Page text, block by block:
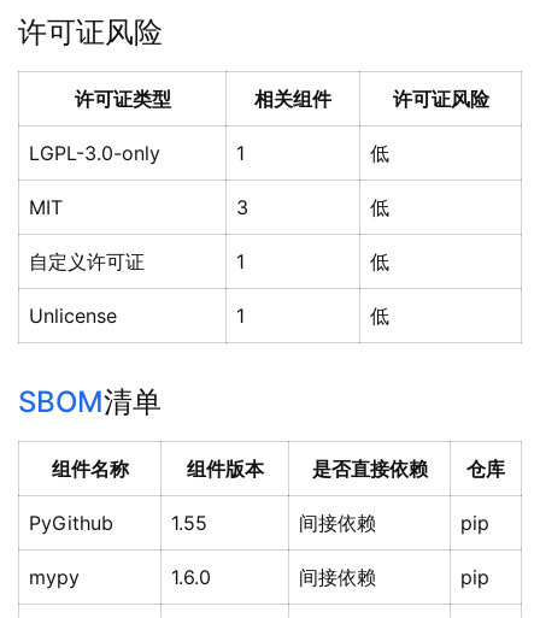
许可证风险
许可证类型 相关组件 许可证风险
LGPL-3.0-only 1 低
MIT 3 低
自定义许可证 1 低
Unlicense 1 低
SBOM清单
组件名称 组件版本 是否直接依赖 仓库
PyGithub 1.55 间接依赖 pip
mypy 1.6.0 间接依赖 pip